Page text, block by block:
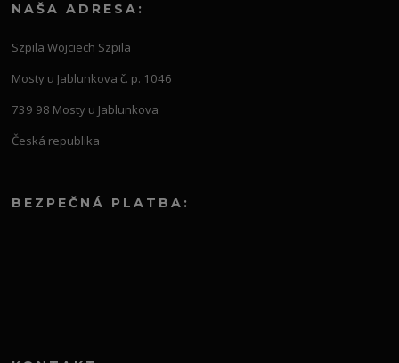
NAŠA ADRESA:
Szpila Wojciech Szpila
Mosty u Jablunkova č. p. 1046
739 98 Mosty u Jablunkova
Česká republika
BEZPEČNÁ PLATBA: